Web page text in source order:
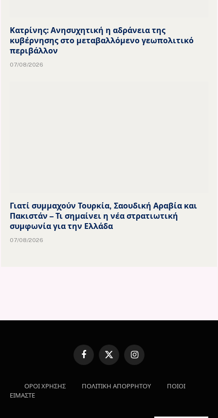
Κατρίνης: Ανησυχητική η αδράνεια της
κυβέρνησης στο μεταβαλλόμενο γεωπολιτικό
περιβάλλον
07/08/2026
Γιατί συμμαχούν Τουρκία, Σαουδική Αραβία και
Πακιστάν – Τι σημαίνει η νέα στρατιωτική
συμφωνία για την Ελλάδα
07/08/2026
Facebook
X
Instagram
ΟΡΟΙ ΧΡΗΣΗΣ ΠΟΛΙΤΙΚΗ ΑΠΟΡΡΗΤΟΥ
ΠΟΙΟΙ
ΕΙΜΑΣΤΕ